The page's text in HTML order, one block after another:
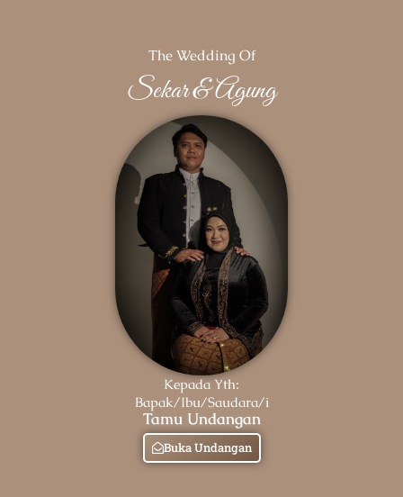
The Wedding Of
Sekar & Agung
Kepada Yth:
Bapak/Ibu/Saudara/i
Tamu Undangan
Buka Undangan